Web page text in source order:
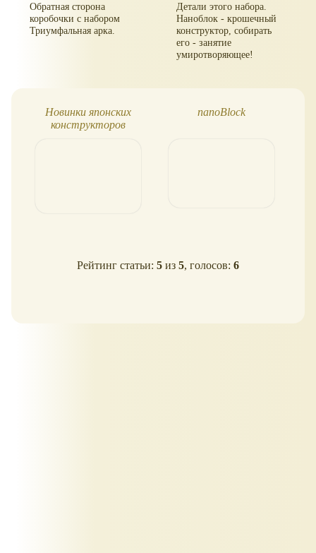
Обратная сторона
коробочки с набором
Триумфальная арка.
Детали этого набора.
Наноблок - крошечный
конструктор, собирать
его - занятие
умиротворяющее!
Новинки японских
конструкторов
nanoBlock
Рейтинг статьи: 5 из 5, голосов: 6